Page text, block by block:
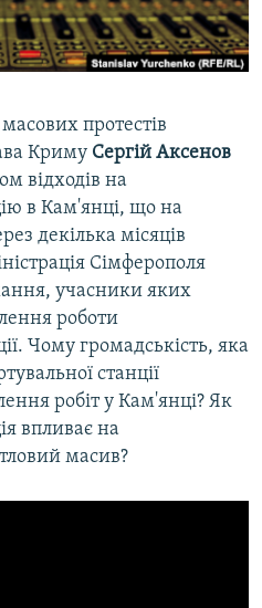
протестів
Криму Сергій Аксенов
відходів на
в Кам'янці, що на
декілька місяців
Сімферополя
учасники яких
роботи
Чому громадськість, яка
станції
робіт у Кам'янці? Як
впливає на
масив?